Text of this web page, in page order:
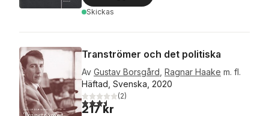
Skickas
Tranströmer och det politiska
Av Gustav Borsgård Ragnar Haake m. fl.
Häftad, Svenska, 2020
3,5utav 5 stjärnor. Totalt antal röster:
(2)
217 kr